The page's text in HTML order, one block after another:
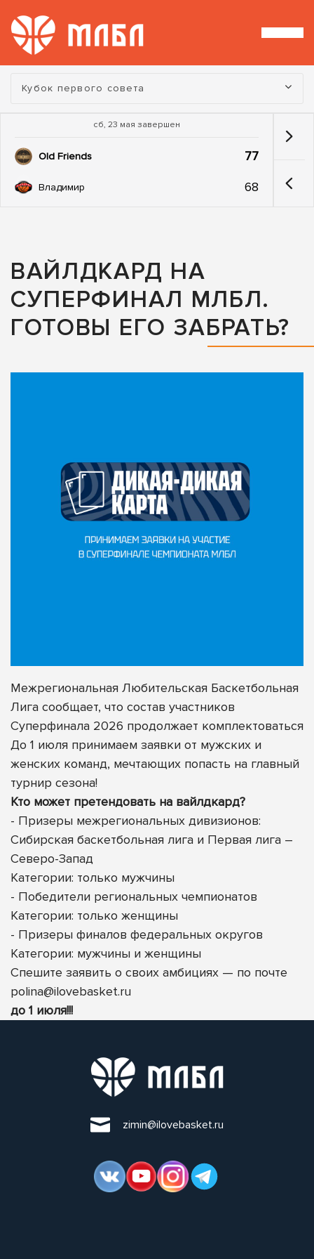
Турнир:
Кубок первого совета
сб, 23 мая завершен
Old Friends 77
Владимир 68
ВАЙЛДКАРД НА
СУПЕРФИНАЛ МЛБЛ.
ГОТОВЫ ЕГО ЗАБРАТЬ?
Межрегиональная Любительская Баскетбольная
Лига сообщает, что состав участников
Суперфинала 2026 продолжает комплектоваться
До 1 июля принимаем заявки от мужских и
женских команд, мечтающих попасть на главный
турнир сезона!
Кто может претендовать на вайлдкард?
- Призеры межрегиональных дивизионов:
Сибирская баскетбольная лига и Первая лига –
Северо-Запад
Категории: только мужчины
- Победители региональных чемпионатов
Категории: только женщины
- Призеры финалов федеральных округов
Категории: мужчины и женщины
Спешите заявить о своих амбициях — по почте
polina@ilovebasket.ru
до 1 июля!!!
zimin@ilovebasket.ru